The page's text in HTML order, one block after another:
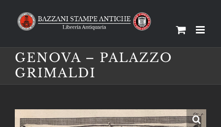
GENOVA – PALAZZO
GRIMALDI